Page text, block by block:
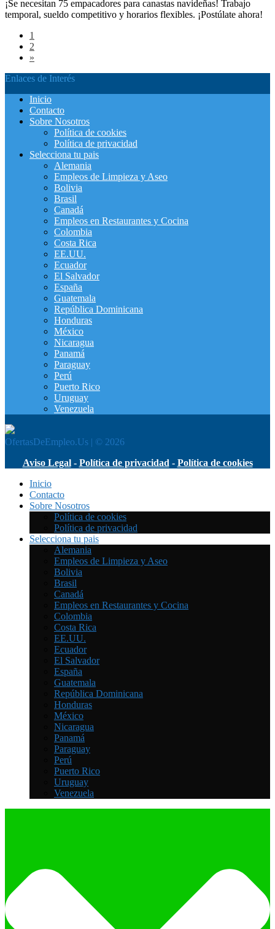
¡Se necesitan 75 empacadores para canastas navideñas! Trabajo
temporal, sueldo competitivo y horarios flexibles. ¡Postúlate ahora!
1
2
»
Enlaces de Interés
Inicio
Contacto
Sobre Nosotros
Política de cookies
Política de privacidad
Selecciona tu pais
Alemania
Empleos de Limpieza y Aseo
Bolivia
Brasil
Canadá
Empleos en Restaurantes y Cocina
Colombia
Costa Rica
EE.UU.
Ecuador
El Salvador
España
Guatemala
República Dominicana
Honduras
México
Nicaragua
Panamá
Paraguay
Perú
Puerto Rico
Uruguay
Venezuela
OfertasDeEmpleo.Us | © 2026
Aviso Legal- Política de privacidad - Política de cookies
Inicio
Contacto
Sobre Nosotros
Política de cookies
Política de privacidad
Selecciona tu pais
Alemania
Empleos de Limpieza y Aseo
Bolivia
Brasil
Canadá
Empleos en Restaurantes y Cocina
Colombia
Costa Rica
EE.UU.
Ecuador
El Salvador
España
Guatemala
República Dominicana
Honduras
México
Nicaragua
Panamá
Paraguay
Perú
Puerto Rico
Uruguay
Venezuela